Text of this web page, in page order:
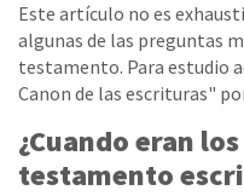
Este artículo no es
algunas de las preguntas
testamento. Para estudio
Canon de las escrituras"
¿Cuando eran
testamento